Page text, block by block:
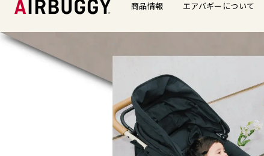
商品情報 エアバギーについて